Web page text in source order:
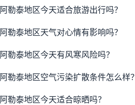
阿勒泰地区今天适合旅游出行吗？
阿勒泰地区天气对心情有影响吗？
阿勒泰地区今天有风寒风险吗？
阿勒泰地区空气污染扩散条件怎么样？
阿勒泰地区今天适合晾晒吗？